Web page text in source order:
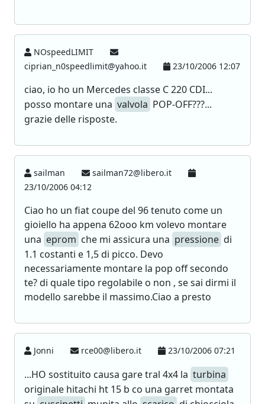
NOspeedLIMIT
ciprian_n0speedlimit@yahoo.it
23/10/2006 12:07
ciao, io ho un Mercedes classe C 220 CDI...
posso montare una valvola POP-OFF???...
grazie delle risposte.
sailman
sailman72@libero.it
23/10/2006 04:12
Ciao ho un fiat coupe del 96 tenuto come un
gioiello ha appena 62ooo km volevo montare
una eprom che mi assicura una pressione di
1.1 costanti e 1,5 di picco. Devo
necessariamente montare la pop off secondo
te? di quale tipo regolabile o non , se sai dirmi il
modello sarebbe il massimo.Ciao a presto
Jonni rce00@libero.it 23/10/2006 07:21
...HO sostituito causa gare tral 4x4 la turbina
originale hitachi ht 15 b co una garret montata